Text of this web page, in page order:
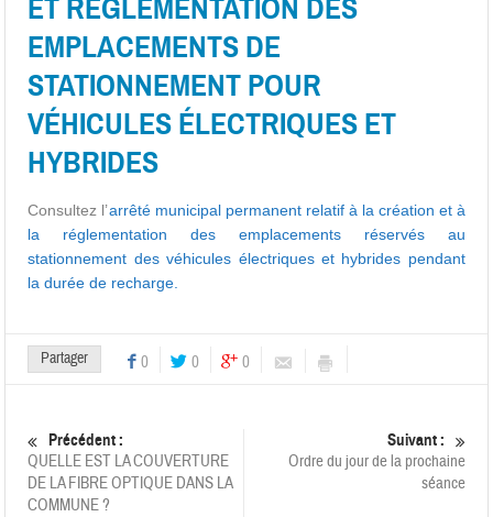
ET RÉGLEMENTATION DES
EMPLACEMENTS DE
STATIONNEMENT POUR
VÉHICULES ÉLECTRIQUES ET
HYBRIDES
Consultez l’arrêté municipal permanent relatif à la création et à
la réglementation des emplacements réservés au
stationnement des véhicules électriques et hybrides pendant
la durée de recharge.
Partager 0 0 0
Précédent :
QUELLE EST LA COUVERTURE
DE LA FIBRE OPTIQUE DANS LA
COMMUNE ?
Suivant :
Ordre du jour de la prochaine
séance